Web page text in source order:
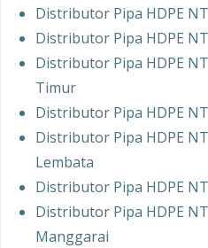
Distributor Pipa HDPE
Distributor Pipa HDPE
Distributor Pipa HDPE
Timur
Distributor Pipa HDPE
Distributor Pipa HDPE
Lembata
Distributor Pipa HDPE
Distributor Pipa HDPE
Manggarai